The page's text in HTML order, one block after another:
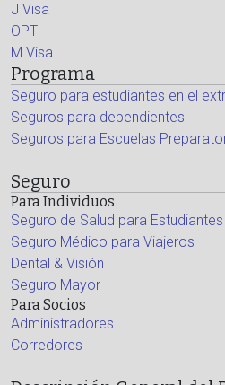
J Visa
OPT
M Visa
Programa
Seguro para estudiantes en el
Seguros para dependientes
Seguros para Escuelas
Seguro
Para Individuos
Seguro de Salud para Estudiantes
Seguro Médico para Viajeros
Dental & Visión
Seguro Mayor
Para Socios
Administradores
Corredores